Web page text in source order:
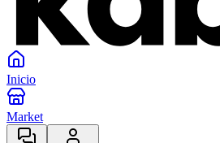
Inicio
Market